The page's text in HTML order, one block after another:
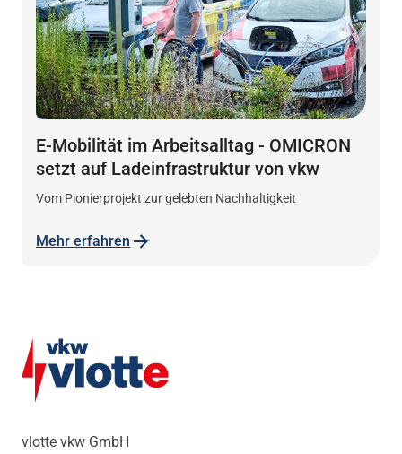
E-Mobilität im Arbeitsalltag - OMICRON
setzt auf Ladeinfrastruktur von vkw
Vom Pionierprojekt zur gelebten Nachhaltigkeit
Mehr erfahren
vlotte vkw GmbH